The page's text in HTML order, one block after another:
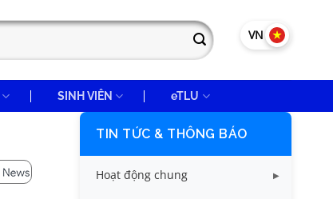
VN EN
SINH VIÊN eTLU
TIN TỨC & THÔNG BÁO
Hoạt động chung